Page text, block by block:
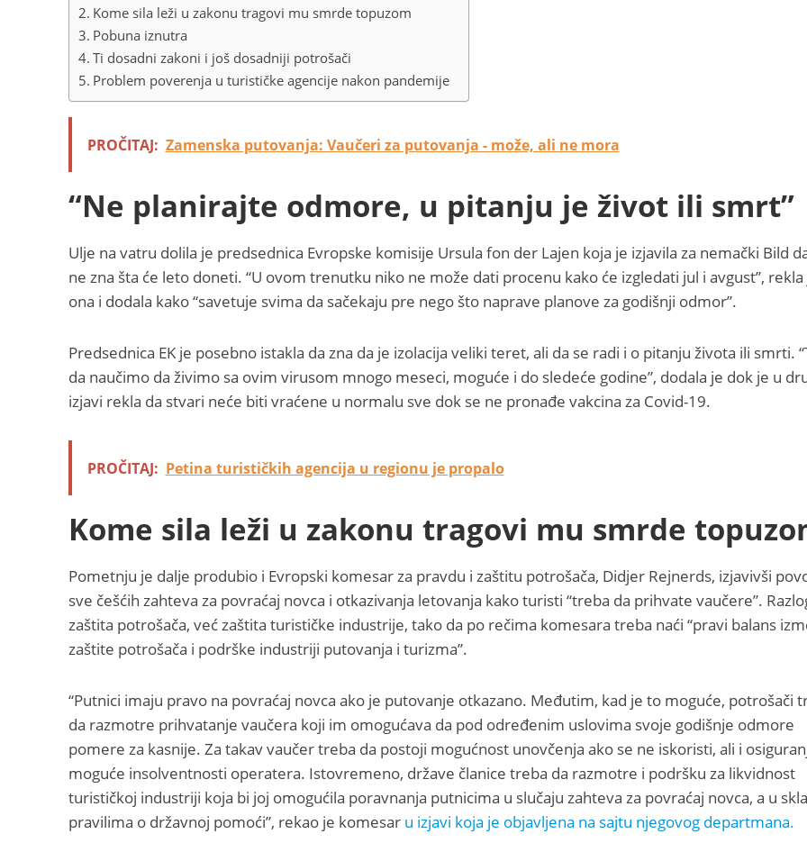
Kome sila leži u zakonu tragovi mu smrde topuzom
Pobuna iznutra
Ti dosadni zakoni i još dosadniji potrošači
Problem poverenja u turističke agencije nakon pandemije
PROČITAJ: Zamenska putovanja: Vaučeri za putovanja - može, ali ne mora
“Ne planirajte odmore, u pitanju je život ili smrt”
Ulje na vatru dolila je predsednica Evropske komisije Ursula fon der Lajen koja je izjavila za nemački Bild
ne zna šta će leto doneti. “U ovom trenutku niko ne može dati procenu kako će izgledati jul i avgust”, rekla
ona i dodala kako “savetuje svima da sačekaju pre nego što naprave planove za godišnji odmor”.
Predsednica EK je posebno istakla da zna da je izolacija veliki teret, ali da se radi i o pitanju života ili smrti.
da naučimo da živimo sa ovim virusom mnogo meseci, moguće i do sledeće godine”, dodala je dok je u
izjavi rekla da stvari neće biti vraćene u normalu sve dok se ne pronađe vakcina za Covid-19.
PROČITAJ: Petina turističkih agencija u regionu je propalo
Kome sila leži u zakonu tragovi mu smrde
Pometnju je dalje produbio i Evropski komesar za pravdu i zaštitu potrošača, Didjer Rejnerds, izjavivši
sve češćih zahteva za povraćaj novca i otkazivanja letovanja kako turisti “treba da prihvate vaučere”.
zaštita potrošača, već zaštita turističke industrije, tako da po rečima komesara treba naći “pravi balans
zaštite potrošača i podrške industriji putovanja i turizma”.
“Putnici imaju pravo na povraćaj novca ako je putovanje otkazano. Međutim, kad je to moguće, potrošači
da razmotre prihvatanje vaučera koji im omogućava da pod određenim uslovima svoje godišnje odmore
pomere za kasnije. Za takav vaučer treba da postoji mogućnost unovčenja ako se ne iskoristi, ali i
moguće insolventnosti operatera. Istovremeno, države članice treba da razmotre i podršku za likvidnost
turističkoj industriji koja bi joj omogućila poravnanja putnicima u slučaju zahteva za povraćaj novca, a u
pravilima o državnoj pomoći”, rekao je komesar u izjavi koja je objavljena na sajtu njegovog departmana.